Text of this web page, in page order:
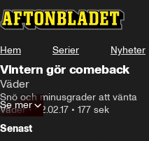
Hem Serier Nyheter
Vintern gör comeback
Väder
Snö och minusgrader att vänta
Väder• 02.02.17 • 177 sek
Se mer
Senast